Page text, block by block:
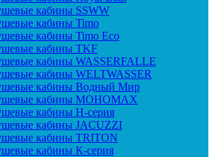
кабины SSWW
кабины Timo
кабины Timo Eco
кабины TKF
кабины WASSERFALLE
кабины WELTWASSER
кабины Водный Мир
кабины МОНОМАХ
кабины H-серия
кабины JACUZZI
кабины TRITON
кабины К-серия